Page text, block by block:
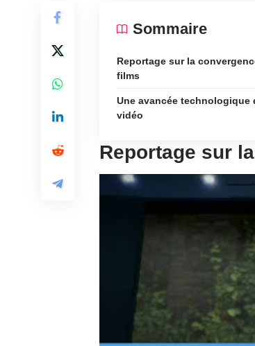
Sommaire
Reportage sur la
films
Une avancée technologique
vidéo
Reportage sur